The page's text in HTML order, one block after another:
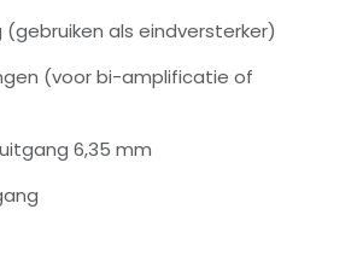
als eindversterker)
(voor bi-amplificatie of
6,35 mm